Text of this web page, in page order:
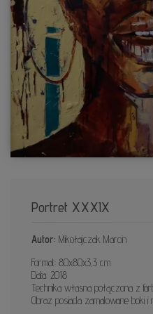
Portret XXXIX
Autor: Mikołajczak Marcin
Format: 80x80x3,3 cm
Data: 2018
Technika własna połączona z
Obraz posiada zamalowane boki i